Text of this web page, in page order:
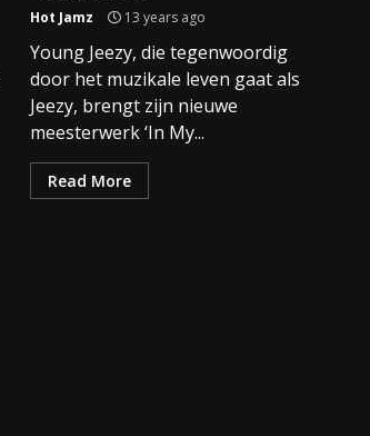
Hot Jamz 13 years ago
Young Jeezy, die tegenwoordig
door het muzikale leven gaat als
Jeezy, brengt zijn nieuwe
meesterwerk ‘In My...
Read More